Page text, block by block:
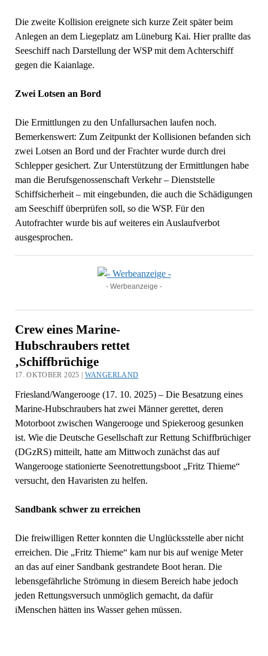
Die zweite Kollision ereignete sich kurze Zeit später beim
Anlegen an dem Liegeplatz am Lüneburg Kai. Hier prallte das
Seeschiff nach Darstellung der WSP mit dem Achterschiff
gegen die Kaianlage.
Zwei Lotsen an Bord
Die Ermittlungen zu den Unfallursachen laufen noch.
Bemerkenswert: Zum Zeitpunkt der Kollisionen befanden sich
zwei Lotsen an Bord und der Frachter wurde durch drei
Schlepper gesichert. Zur Unterstützung der Ermittlungen habe
man die Berufsgenossenschaft Verkehr – Dienststelle
Schiffsicherheit – mit eingebunden, die auch die Schädigungen
am Seeschiff überprüfen soll, so die WSP. Für den
Autofrachter wurde bis auf weiteres ein Auslaufverbot
ausgesprochen.
- Werbeanzeige -
Crew eines Marine-
Hubschraubers rettet
‚Schiffbrüchige
17. OKTOBER 2025 | WANGERLAND
Friesland/Wangerooge (17. 10. 2025) – Die Besatzung eines
Marine-Hubschraubers hat zwei Männer gerettet, deren
Motorboot zwischen Wangerooge und Spiekeroog gesunken
ist. Wie die Deutsche Gesellschaft zur Rettung Schiffbrüchiger
(DGzRS) mitteilt, hatte am Mittwoch zunächst das auf
Wangerooge stationierte Seenotrettungsboot „Fritz Thieme“
versucht, den Havaristen zu helfen.
Sandbank schwer zu erreichen
Die freiwilligen Retter konnten die Unglücksstelle aber nicht
erreichen. Die „Fritz Thieme“ kam nur bis auf wenige Meter
an das auf einer Sandbank gestrandete Boot heran. Die
lebensgefährliche Strömung in diesem Bereich habe jedoch
jeden Rettungsversuch unmöglich gemacht, da dafür
iMenschen hätten ins Wasser gehen müssen.